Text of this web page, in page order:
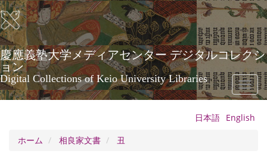
メ
イ
ン
コ
ン
テ
ン
ツ
に
慶應義塾大学メディアセンター デジタルコレクシ
ョン
Digital Collections of Keio University Libraries
Toggle
日本語 English
ホーム
相良家文書 丑